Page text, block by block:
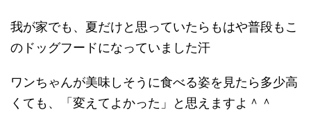
我が家でも、夏だけと思っていたらもはや普段もこ
のドッグフードになっていました汗
ワンちゃんが美味しそうに食べる姿を見たら多少高
くても、「変えてよかった」と思えますよ＾＾